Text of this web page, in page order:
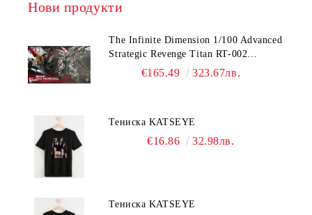
Нови продукти
The Infinite Dimension 1/100 Advanced
Strategic Revenge Titan RT-002
Nemesis€165.49 323.67лв.
Тениска KATSEYE
€16.86 32.98лв.
Тениска KATSEYE